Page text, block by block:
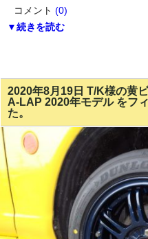
コメント (0)
▼続きを読む
2020年8月19日 T/K様の黄
A-LAP 2020年モデル をフ
た。